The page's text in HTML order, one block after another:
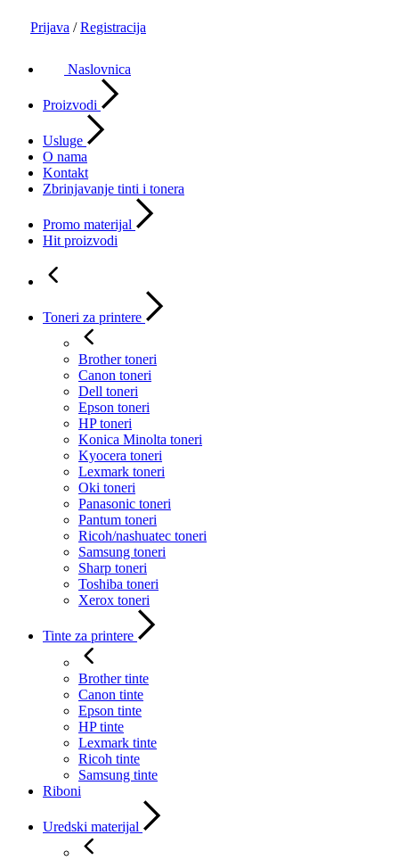
Prijava / Registracija
Naslovnica
Proizvodi
Usluge
O nama
Kontakt
Zbrinjavanje tinti i tonera
Promo materijal
Hit proizvodi
Toneri za printere
Brother toneri
Canon toneri
Dell toneri
Epson toneri
HP toneri
Konica Minolta toneri
Kyocera toneri
Lexmark toneri
Oki toneri
Panasonic toneri
Pantum toneri
Ricoh/nashuatec toneri
Samsung toneri
Sharp toneri
Toshiba toneri
Xerox toneri
Tinte za printere
Brother tinte
Canon tinte
Epson tinte
HP tinte
Lexmark tinte
Ricoh tinte
Samsung tinte
Riboni
Uredski materijal